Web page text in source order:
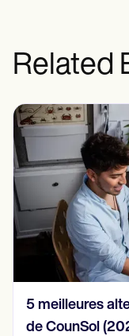
Related
5 meilleures
de CounSol